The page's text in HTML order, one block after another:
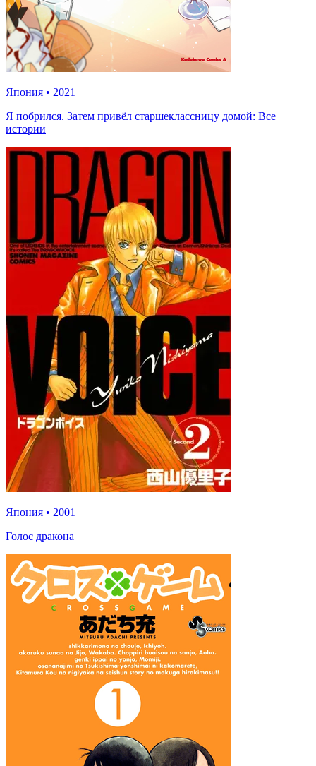
Япония • 2021
Я побрился. Затем привёл старшеклассницу домой: Все
истории
Япония • 2001
Голос дракона